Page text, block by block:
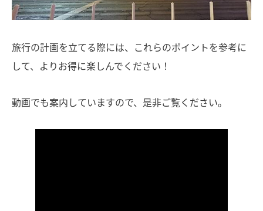
旅行の計画を立てる際には、これらのポイントを参考に
して、よりお得に楽しんでください！
動画でも案内していますので、是非ご覧ください。